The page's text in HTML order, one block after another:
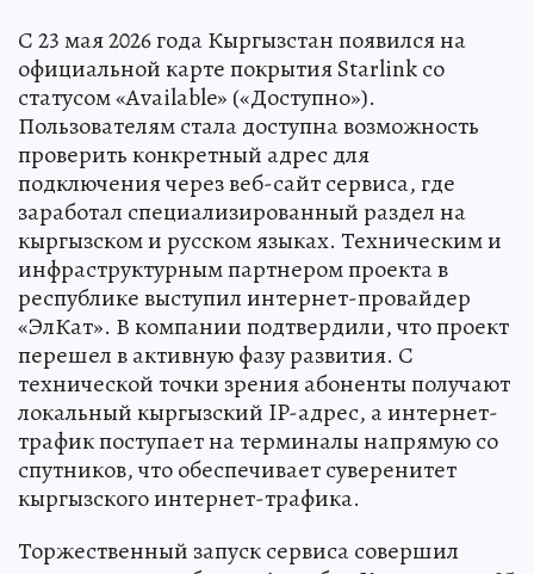
С 23 мая 2026 года Кыргызстан появился на
официальной карте покрытия Starlink со
статусом «Available» («Доступно»).
Пользователям стала доступна возможность
проверить конкретный адрес для
подключения через веб-сайт сервиса, где
заработал специализированный раздел на
кыргызском и русском языках. Техническим и
инфраструктурным партнером проекта в
республике выступил интернет-провайдер
«ЭлКат». В компании подтвердили, что проект
перешел в активную фазу развития. С
технической точки зрения абоненты получают
локальный кыргызский IP-адрес, а интернет-
трафик поступает на терминалы напрямую со
спутников, что обеспечивает суверенитет
кыргызского интернет-трафика.
Торжественный запуск сервиса совершил